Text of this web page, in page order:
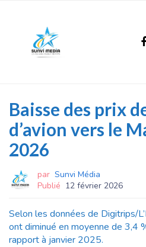
Baisse des prix
d’avion vers le
2026
par Sunvi Média
Publié 12 février 2026
Selon les données de Digitrips/
ont diminué en moyenne de 3,4
rapport à janvier 2025.